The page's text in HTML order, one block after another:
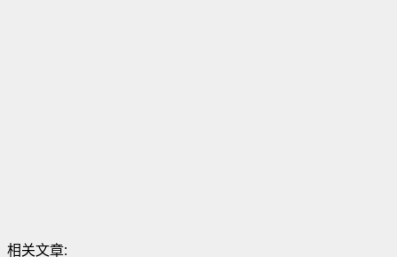
相关文章: